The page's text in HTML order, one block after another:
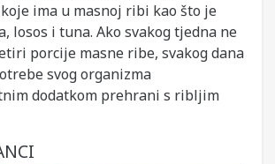
ima u masnoj ribi kao što je
losos i tuna. Ako svakog tjedna ne
porcije masne ribe, svakog dana
svog organizma
dodatkom prehrani s ribljim